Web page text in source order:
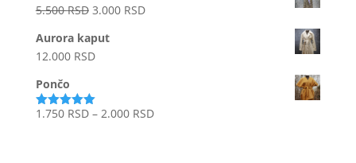
5.500RSD Originalna
je
bila:
3.000 RSDTrenutna
Aurora kaput
12.000 RSD
Pončo
Ocenjeno
1.750 RSD – 2.000 RSDRaspon